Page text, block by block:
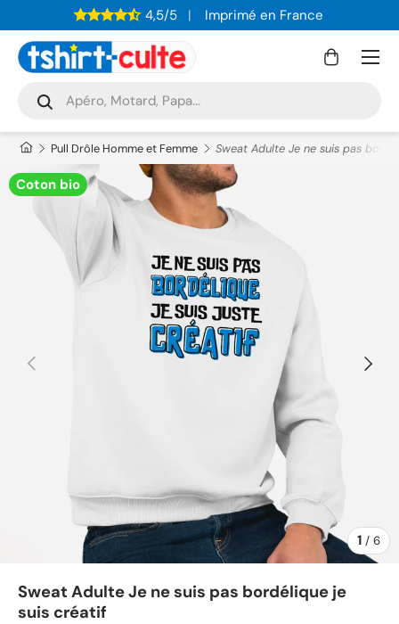
ALLER AU CONTENU
4,5/5 Imprimé en France
Recherche
Rechercher
Panier
Menu
Pull Drôle Homme et Femme Sweat Adulte Je ne suis pas
Coton bio
PRÉCÉDENT
1 / de
6
Sweat Adulte Je ne suis pas bordélique je
suis créatif